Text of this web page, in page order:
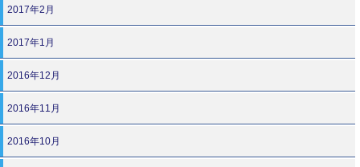
2017年2月
2017年1月
2016年12月
2016年11月
2016年10月